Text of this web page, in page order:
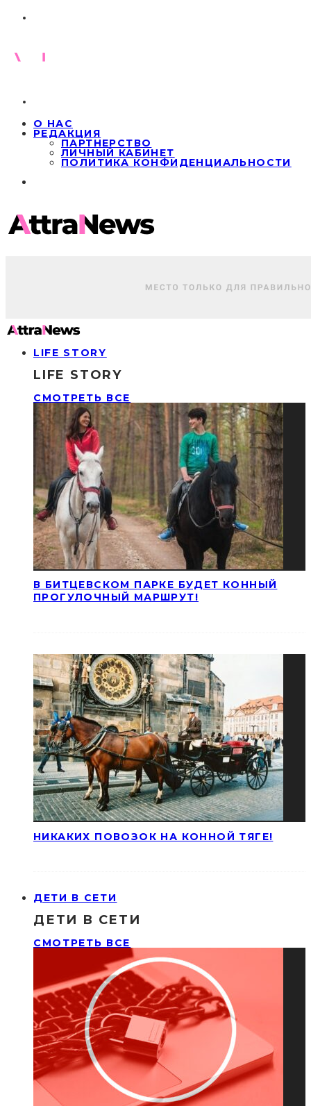
О НАС
РЕДАКЦИЯ
ПАРТНЕРСТВО
ЛИЧНЫЙ КАБИНЕТ
ПОЛИТИКА КОНФИДЕНЦИАЛЬНОСТИ
LIFE STORY
LIFE STORY
СМОТРЕТЬ ВСЕ
В БИТЦЕВСКОМ ПАРКЕ БУДЕТ КОННЫЙ
ПРОГУЛОЧНЫЙ МАРШРУТ!
НИКАКИХ ПОВОЗОК НА КОННОЙ ТЯГЕ!
ДЕТИ В СЕТИ
ДЕТИ В СЕТИ
СМОТРЕТЬ ВСЕ